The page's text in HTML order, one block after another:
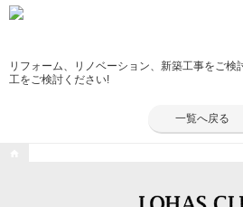
リフォーム、リノベーション、新築工事をご検
工をご検討ください!
一覧へ戻る